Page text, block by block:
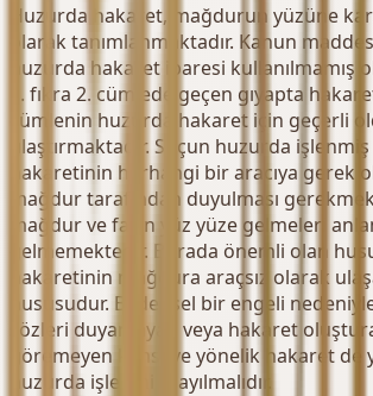
Huzurda hakaret, mağdurun yüzüne
olarak tanımlanmaktadır. Kanun
huzurda hakaret ibaresi kullanılmamış
1. fıkra 2. cümlede geçen gıyapta
cümlenin huzurda hakaret için geçerli
ulaştırmaktadır. Suçun huzurda
hakaretinin herhangi bir aracıya gerek
mağdur tarafından duyulması
mağdur ve failin yüz yüze gelmeleri
gelmemektedir. Burada önemli olan
hakaretinin mağdura araçsız olarak
hususudur. Bedensel bir engeli
sözleri duyamayan veya hakaret
göremeyen kimseye yönelik hakaret
huzurda işlenmiş sayılmalıdır.